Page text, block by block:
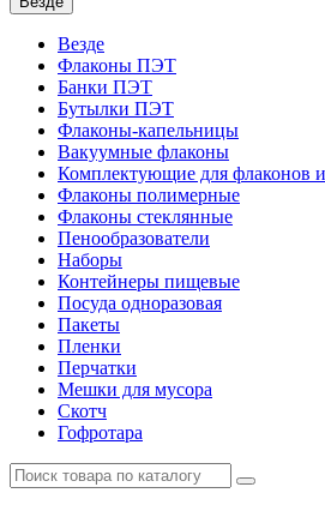
Везде
Флаконы ПЭТ
Банки ПЭТ
Бутылки ПЭТ
Флаконы-капельницы
Вакуумные флаконы
Комплектующие для флаконов
Флаконы полимерные
Флаконы стеклянные
Пенообразователи
Наборы
Контейнеры пищевые
Посуда одноразовая
Пакеты
Пленки
Перчатки
Мешки для мусора
Скотч
Гофротара